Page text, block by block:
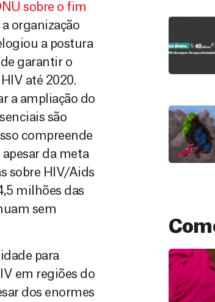
sobre o fim
organização
a postura
garantir o
até 2020.
a ampliação do
são
compreende
da meta
sobre HIV/Aids
milhões das
sem
para
em regiões do
dos enormes